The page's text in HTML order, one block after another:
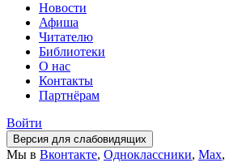
Новости
Афиша
Читателю
Библиотеки
О нас
Контакты
Партнёрам
Войти
Версия для слабовидящих
Мы в Вконтакте, Одноклассники, Max,